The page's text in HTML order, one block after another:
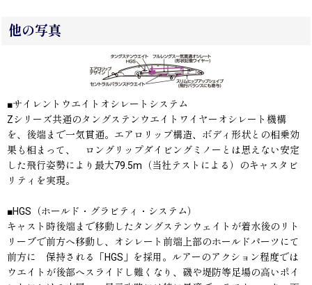
他の写真
■サイレントウエイトオシレートシステム
Zシリーズ共通のタングステンウエイトワイヤーオシレート機構
を、後端まで一気貫通。エアロリップ構造、ボディ形状との相乗効
果も相まって、 ロングリップダイビングミノーとは思えない安定
した飛行姿勢により最大79.5m（当社テストによる）のキャスタビ
リティを実現。
■HGS（ホールド・グラビティ・システム）
キャスト時後端まで移動したタングステンウェイトが着水後のリト
リーブで前方へ移動し、オシレート前端上部のホールドパーツにて
前方に 保持される「HGS」を採用。ルアーのアクション程度では
ウエイトが後部へスライドし難くなり、磯や堤防等足場の高いポイ